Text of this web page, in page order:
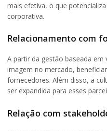
mais efetiva, o que
corporativa.
Relacionamento com
A partir da gestão baseada
imagem no mercado,
fornecedores. Além disso, a
ser expandida para esses
Relação com